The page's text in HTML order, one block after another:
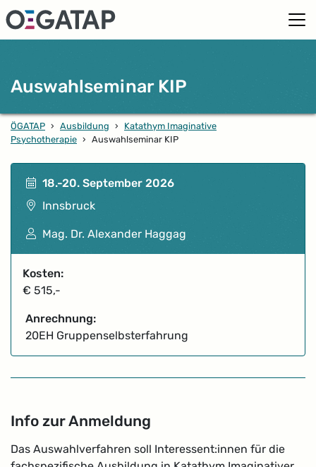
Auswahlseminar KIP
ÖGATAP › Ausbildung ›
Katathym Imaginative
Psychotherapie › Auswahlseminar KIP
18.-20. September 2026
Veranstaltungsort
Innsbruck
Vortragende*r
Mag. Dr. Alexander Haggag
Kosten:
€ 515,-
Anrechnung:
20EH Gruppenselbsterfahrung
Info zur Anmeldung
Das Auswahlverfahren soll Interessent:innen für die